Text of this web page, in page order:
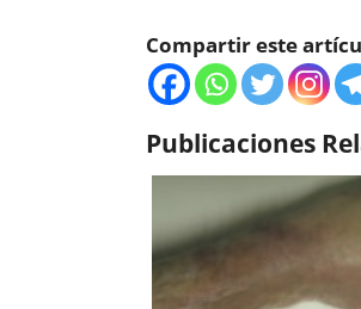
Compartir este
Publicaciones